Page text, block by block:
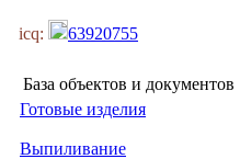
icq: 63920755
База объектов и документов
Готовые изделия
Выпиливание